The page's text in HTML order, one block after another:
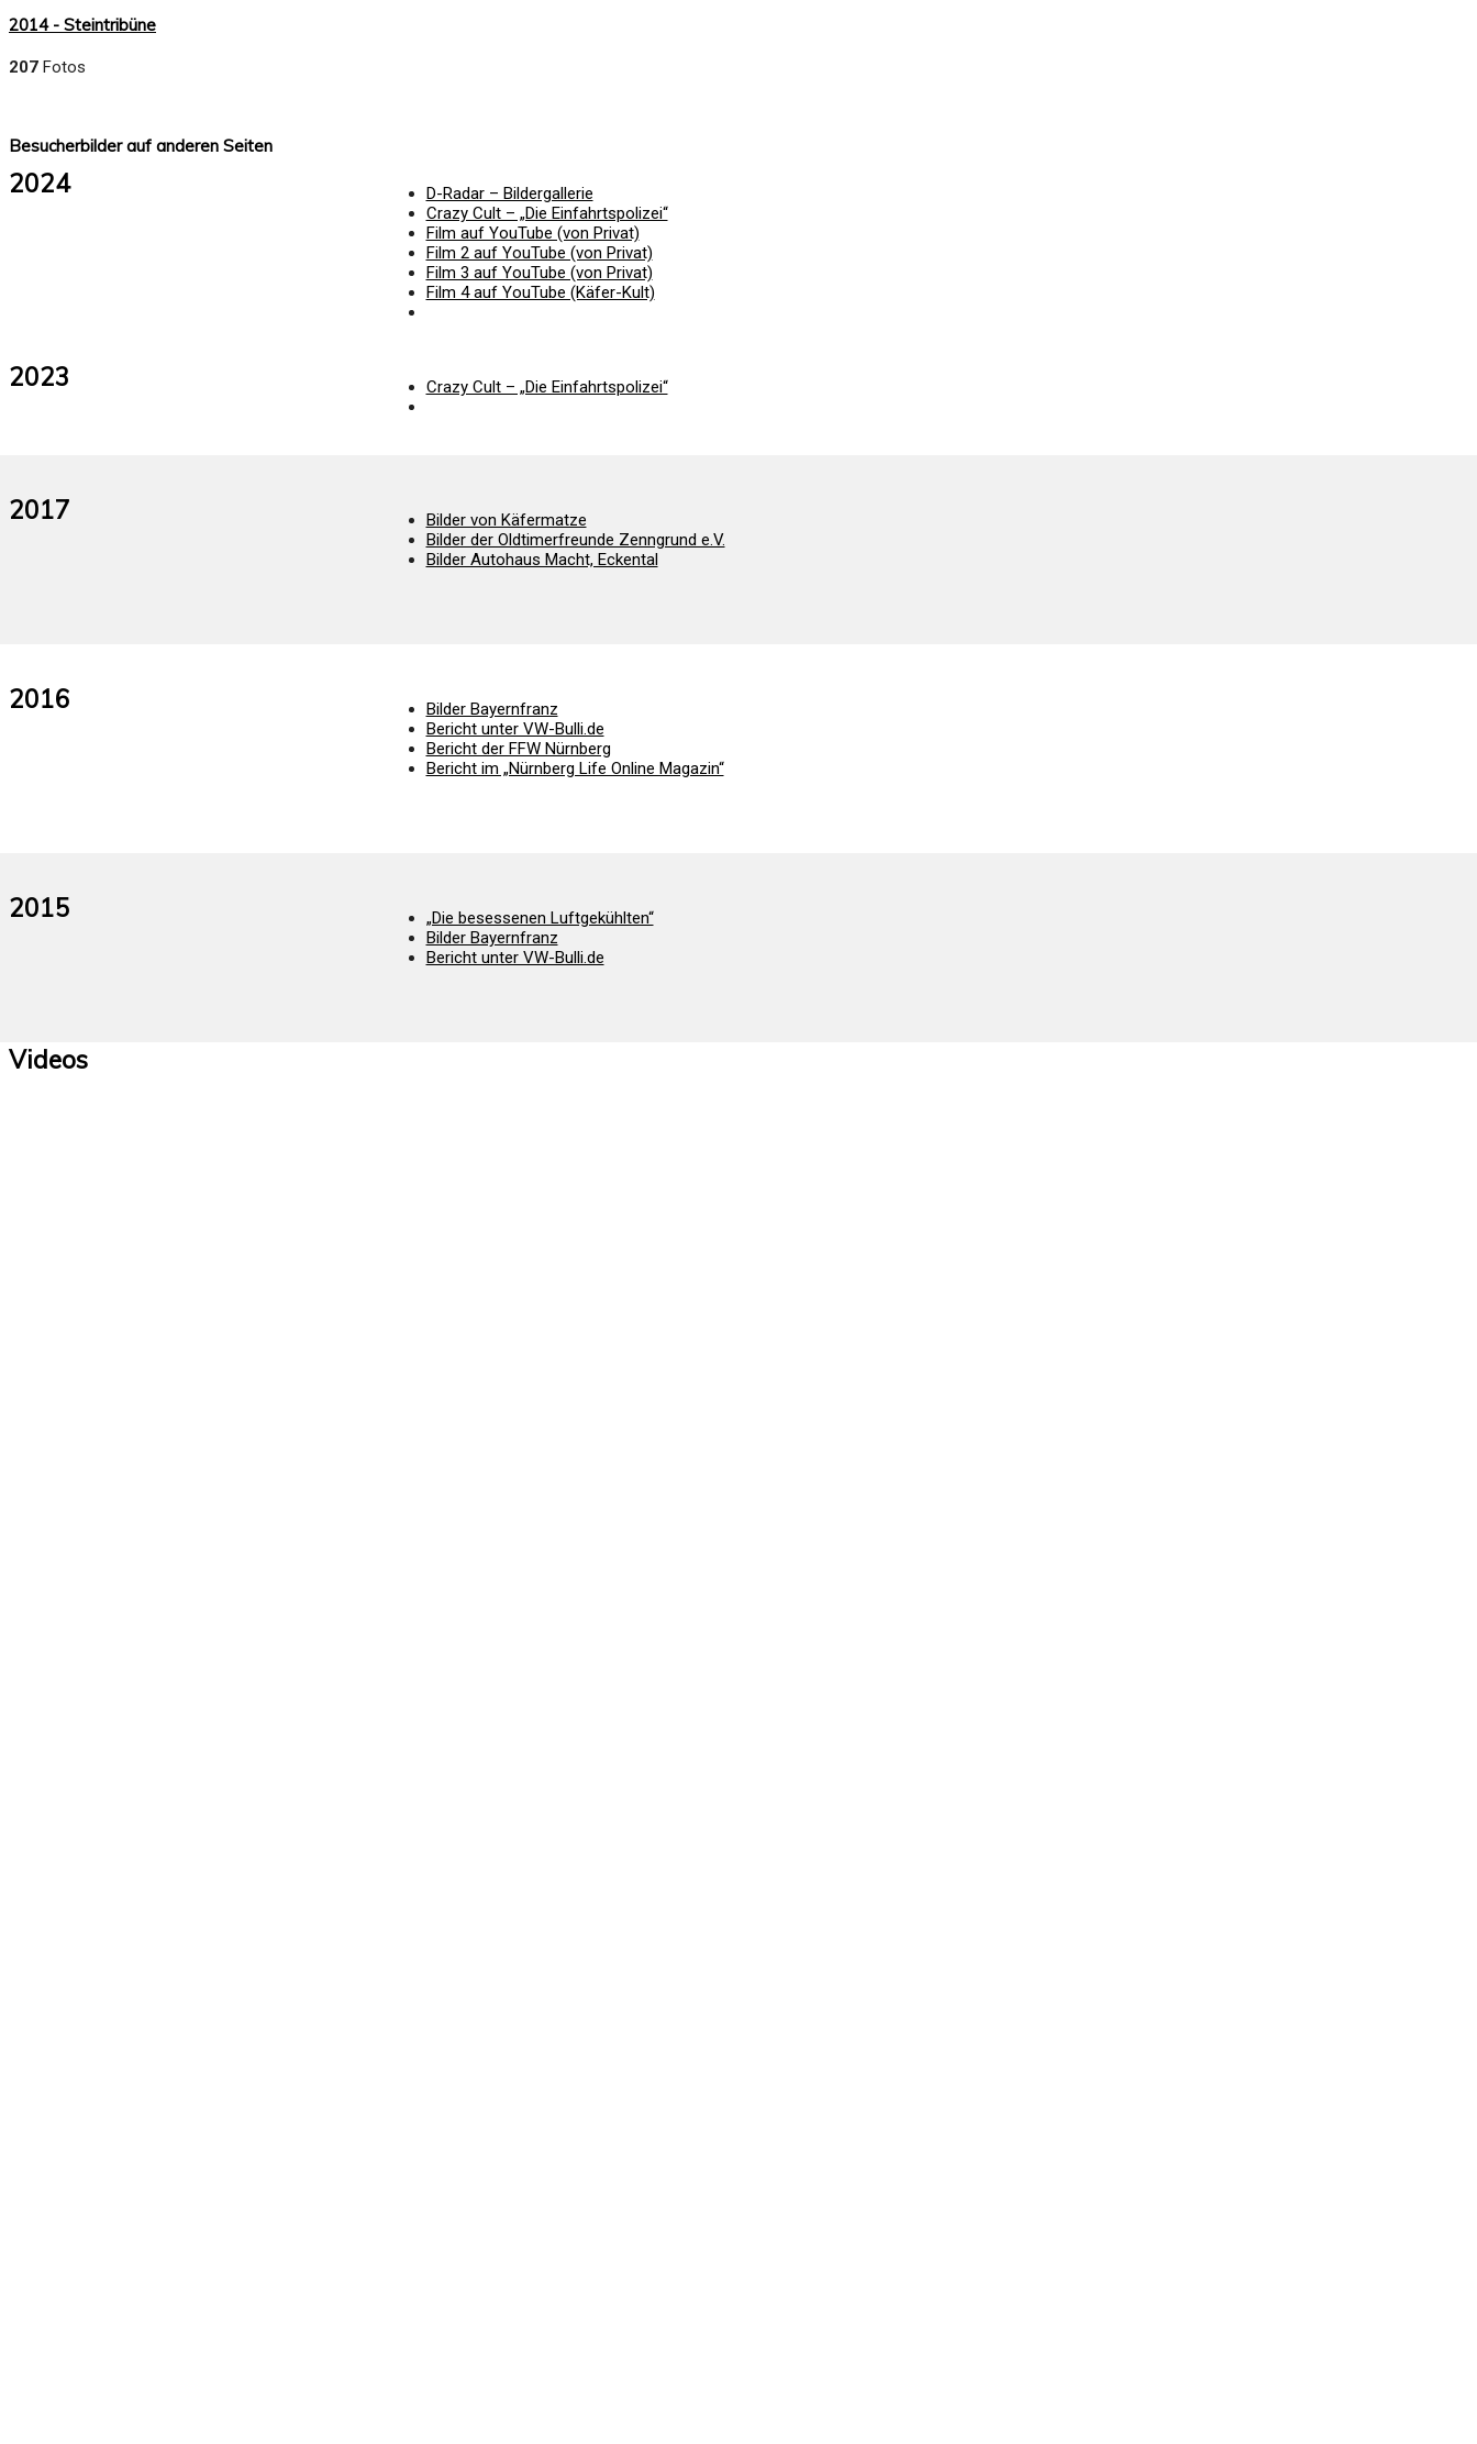
2014 - Steintribüne
207 Fotos
Besucherbilder auf anderen Seiten
2024
D-Radar – Bildergallerie
Crazy Cult – „Die Einfahrtspolizei“
Film auf YouTube (von Privat)
Film 2 auf YouTube (von Privat)
Film 3 auf YouTube (von Privat)
Film 4 auf YouTube (Käfer-Kult)
2023 Crazy Cult – „Die Einfahrtspolizei“
2017
Bilder von Käfermatze
Bilder der Oldtimerfreunde Zenngrund e.V.
Bilder Autohaus Macht, Eckental
2016
Bilder Bayernfranz
Bericht unter VW-Bulli.de
Bericht der FFW Nürnberg
Bericht im „Nürnberg Life Online Magazin“
2015
„Die besessenen Luftgekühlten“
Bilder Bayernfranz
Bericht unter VW-Bulli.de
Videos